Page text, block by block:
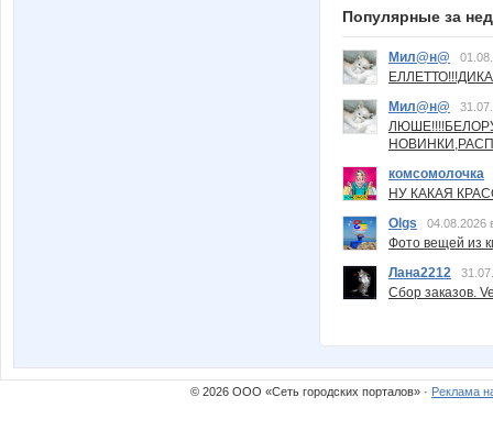
Популярные за
Мил@н@
Мил@н@
комсомолочка
НУ КАКАЯ
Olgs
04.08.2026
Фото вещей из
Лана2212
Сбор заказов.
© 2026 ООО «Сеть городских порталов» · Реклама